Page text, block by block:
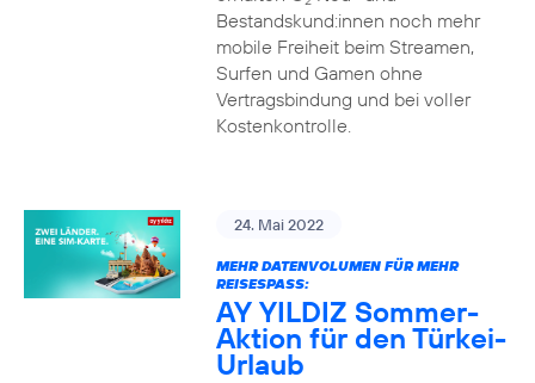
Bestandskund:innen noch mehr
mobile Freiheit beim Streamen,
Surfen und Gamen ohne
Vertragsbindung und bei voller
Kostenkontrolle.
24. Mai 2022
MEHR DATENVOLUMEN FÜR MEHR
REISESPASS:
AY YILDIZ Sommer-
Aktion für den Türkei-
Urlaub